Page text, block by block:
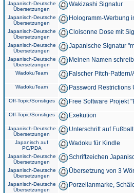
Japanisch-Deutsche
Übersetzungen
Wakizashi Signatur
Japanisch-Deutsche
Übersetzungen
Hologramm-Werbung
Japanisch-Deutsche
Übersetzungen
Cloisonne Dose mit
Japanisch-Deutsche
Übersetzungen
Japanische Signatur
Japanisch-Deutsche
Übersetzungen
Meinen Namen
WadokuTeam Falscher Pitch-
WadokuTeam Password Restrictions
Off-Topic/Sonstiges Free Software Projekt
Off-Topic/Sonstiges Exekution
Japanisch-Deutsche
Übersetzungen
Unterschrift auf
Japanisch auf
PC/PDA
Wadoku für Kindle
Japanisch-Deutsche
Übersetzungen
Schriftzeichen
Japanisch-Deutsche
Übersetzungen
Übersetzung von 3
Japanisch-Deutsche
Übersetzungen
Porzellanmarke,